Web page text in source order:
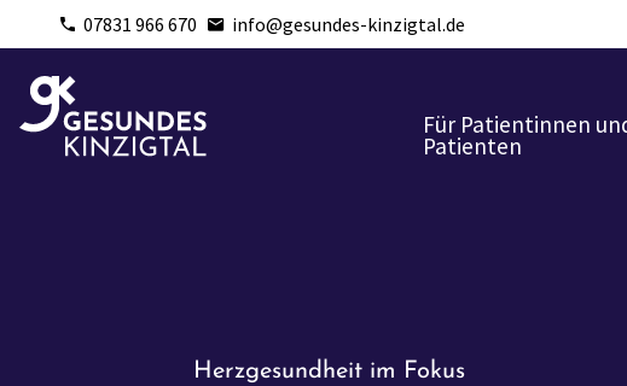
07831 966 670 info@gesundes-kinzigtal.de
Für Patientinnen
Patienten
Herzgesundheit im Fokus